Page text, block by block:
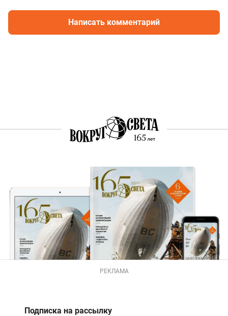
Написать комментарий
РЕКЛАМА
Подписка на рассылку